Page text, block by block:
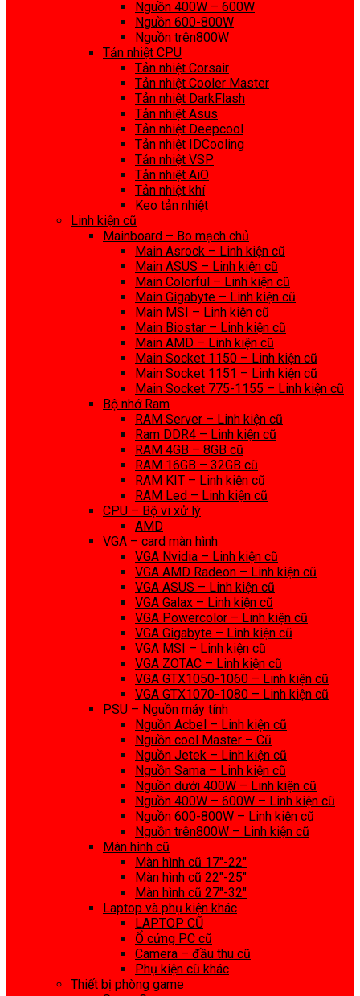
Nguồn 400W – 600W
Nguồn 600-800W
Nguồn trên800W
Tản nhiệt CPU
Tản nhiệt Corsair
Tản nhiệt Cooler Master
Tản nhiệt DarkFlash
Tản nhiệt Asus
Tản nhiệt Deepcool
Tản nhiệt IDCooling
Tản nhiệt VSP
Tản nhiệt AiO
Tản nhiệt khí
Keo tản nhiệt
Linh kiện cũ
Mainboard – Bo mạch chủ
Main Asrock – Linh kiện cũ
Main ASUS – Linh kiện cũ
Main Colorful – Linh kiện cũ
Main Gigabyte – Linh kiện cũ
Main MSI – Linh kiện cũ
Main Biostar – Linh kiện cũ
Main AMD – Linh kiện cũ
Main Socket 1150 – Linh kiện cũ
Main Socket 1151 – Linh kiện cũ
Main Socket 775-1155 – Linh kiện cũ
Bộ nhớ Ram
RAM Server – Linh kiện cũ
Ram DDR4 – Linh kiện cũ
RAM 4GB – 8GB cũ
RAM 16GB – 32GB cũ
RAM KIT – Linh kiện cũ
RAM Led – Linh kiện cũ
CPU – Bộ vi xử lý
AMD
VGA – card màn hình
VGA Nvidia – Linh kiện cũ
VGA AMD Radeon – Linh kiện cũ
VGA ASUS – Linh kiện cũ
VGA Galax – Linh kiện cũ
VGA Powercolor – Linh kiện cũ
VGA Gigabyte – Linh kiện cũ
VGA MSI – Linh kiện cũ
VGA ZOTAC – Linh kiện cũ
VGA GTX1050-1060 – Linh kiện cũ
VGA GTX1070-1080 – Linh kiện cũ
PSU – Nguồn máy tính
Nguồn Acbel – Linh kiện cũ
Nguồn cool Master – Cũ
Nguồn Jetek – Linh kiện cũ
Nguồn Sama – Linh kiện cũ
Nguồn dưới 400W – Linh kiện cũ
Nguồn 400W – 600W – Linh kiện cũ
Nguồn 600-800W – Linh kiện cũ
Nguồn trên800W – Linh kiện cũ
Màn hình cũ
Màn hình cũ 17″-22″
Màn hình cũ 22″-25″
Màn hình cũ 27″-32″
Laptop và phụ kiện khác
LAPTOP CŨ
Ổ cứng PC cũ
Camera – đầu thu cũ
Phụ kiện cũ khác
Thiết bị phòng game